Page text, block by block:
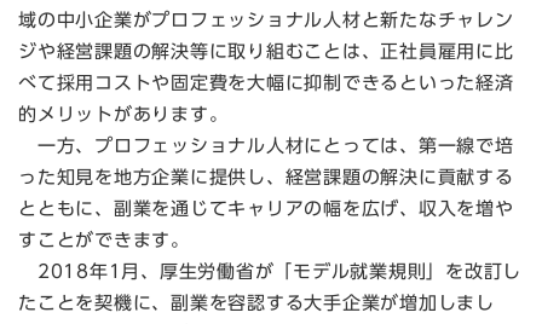
域の中小企業がプロフェッショナル人材と新たなチャレン
ジや経営課題の解決等に取り組むことは、正社員雇用に比
べて採用コストや固定費を大幅に抑制できるといった経済
的メリットがあります。
一方、プロフェッショナル人材にとっては、第一線で培
った知見を地方企業に提供し、経営課題の解決に貢献する
とともに、副業を通じてキャリアの幅を広げ、収入を増や
すことができます。
2018年1月、厚生労働省が「モデル就業規則」を改訂し
たことを契機に、副業を容認する大手企業が増加しまし